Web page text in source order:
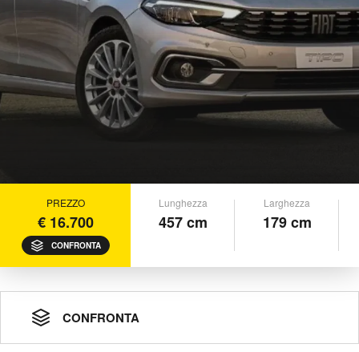
PREZZO
€ 16.700
CONFRONTA
Lunghezza
457 cm
Larghezza
179 cm
CONFRONTA